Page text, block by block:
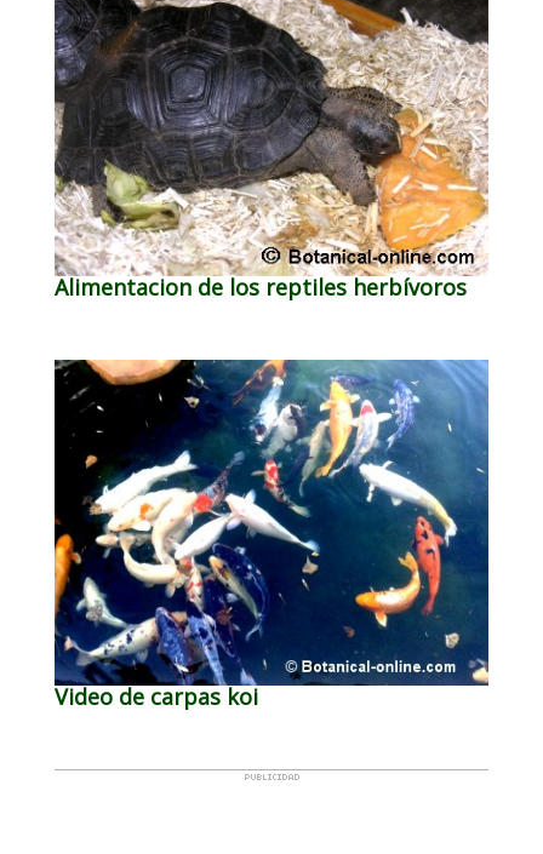
Alimentacion de los reptiles herbívoros
Video de carpas koi